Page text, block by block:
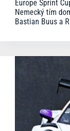
Europe Sprint
Nemecký tím
Bastian Buus a